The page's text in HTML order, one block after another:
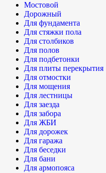
Мостовой
Дорожный
Для фундамента
Для стяжки пола
Для столбиков
Для полов
Для подбетонки
Для плиты перекрытия
Для отмостки
Для мощения
Для лестницы
Для заезда
Для забора
Для ЖБИ
Для дорожек
Для гаража
Для беседки
Для бани
Для армопояса